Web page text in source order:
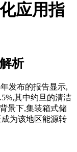
应用指
析
发布的报告显示,
其中约旦的清洁
景下,集装箱式储
为该地区能源转